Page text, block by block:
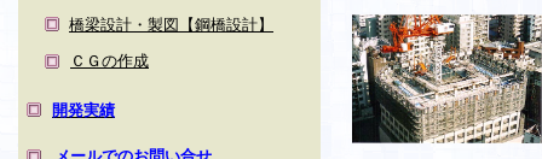
橋梁設計・製図【鋼橋設計】
開発実績
ＣＧの作成